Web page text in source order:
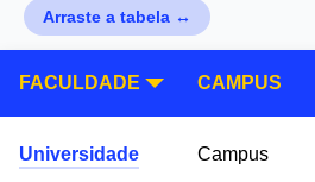
Arraste a tabela ↔
FACULDADE CAMPUS
Universidade Campus